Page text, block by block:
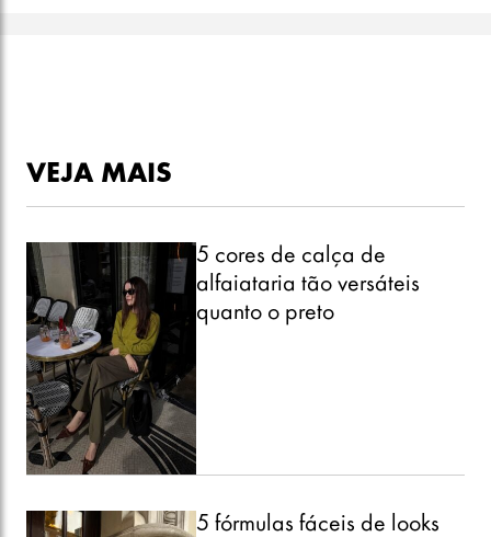
VEJA MAIS
5 cores de calça de
alfaiataria tão versáteis
quanto o preto
5 fórmulas fáceis de looks